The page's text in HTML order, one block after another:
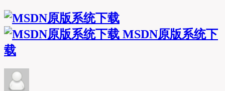
MSDN原版系统下
载